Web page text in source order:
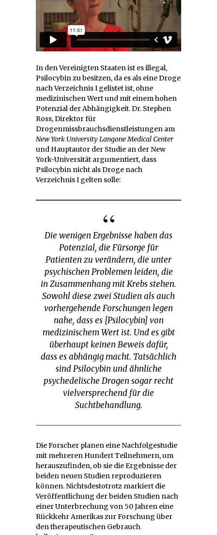
In den Vereinigten Staaten ist es illegal,
Psilocybin zu besitzen, da es als eine Droge
nach Verzeichnis I gelistet ist, ohne
medizinischen Wert und mit einem hohen
Potenzial der Abhängigkeit. Dr. Stephen
Ross, Direktor für
Drogenmissbrauchsdienstleistungen am
New York University Langone Medical Center
und Hauptautor der Studie an der New
York-Universität argumentiert, dass
Psilocybin nicht als Droge nach
Verzeichnis I gelten solle:
Die wenigen Ergebnisse haben das
Potenzial, die Fürsorge für
Patienten zu verändern, die unter
psychischen Problemen leiden, die
in Zusammenhang mit Krebs stehen.
Sowohl diese zwei Studien als auch
vorhergehende Forschungen legen
nahe, dass es [Psilocybin] von
medizinischem Wert ist. Und es gibt
überhaupt keinen Beweis dafür,
dass es abhängig macht. Tatsächlich
sind Psilocybin und ähnliche
psychedelische Drogen sogar recht
vielversprechend für die
Suchtbehandlung.
Die Forscher planen eine Nachfolgestudie
mit mehreren Hundert Teilnehmern, um
herauszufinden, ob sie die Ergebnisse der
beiden neuen Studien reproduzieren
können. Nichtsdestotrotz markiert die
Veröffentlichung der beiden Studien nach
einer Unterbrechung von 50 Jahren eine
Rückkehr Amerikas zur Forschung über
den therapeutischen Gebrauch